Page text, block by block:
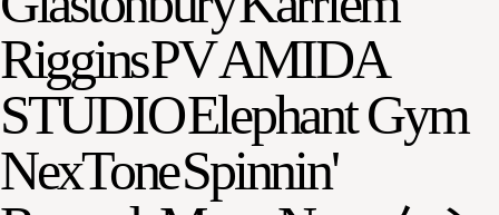
RigginsPVAMIDA
STUDIOElephant Gym
NexToneSpinnin'